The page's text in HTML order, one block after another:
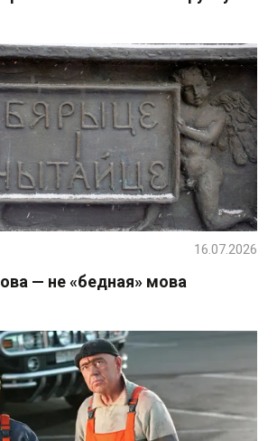
— не «бедная» мова
16.07.2026